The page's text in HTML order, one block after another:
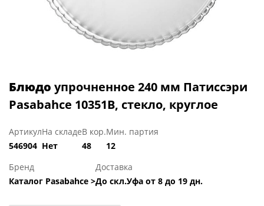
Блюдо упрочненное 240 мм Патиссэри
Pasabahce 10351B, стекло, круглое
Артикул
546904
На складе
Нет
В кор.
48
Мин. партия
12
Бренд
Каталог Pasabahce >
Доставка
До скл.Уфа от 8 до 19 дн.